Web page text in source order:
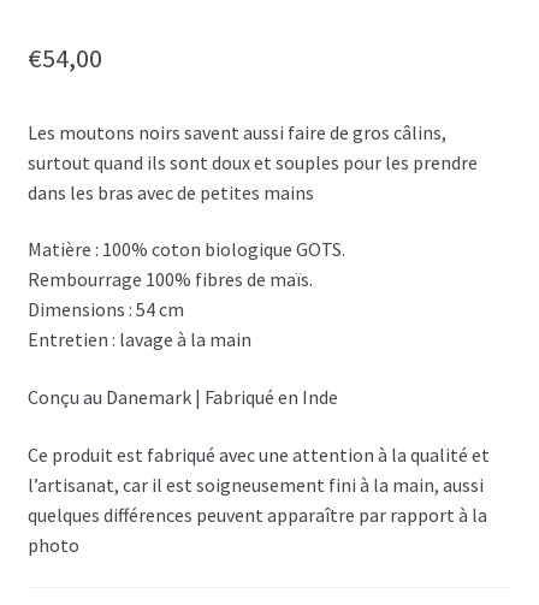
€54,00
Les moutons noirs savent aussi faire de gros câlins,
surtout quand ils sont doux et souples pour les prendre
dans les bras avec de petites mains
Matière : 100% coton biologique GOTS.
Rembourrage 100% fibres de maïs.
Dimensions : 54 cm
Entretien : lavage à la main
Conçu au Danemark | Fabriqué en Inde
Ce produit est fabriqué avec une attention à la qualité et
l’artisanat, car il est soigneusement fini à la main, aussi
quelques différences peuvent apparaître par rapport à la
photo